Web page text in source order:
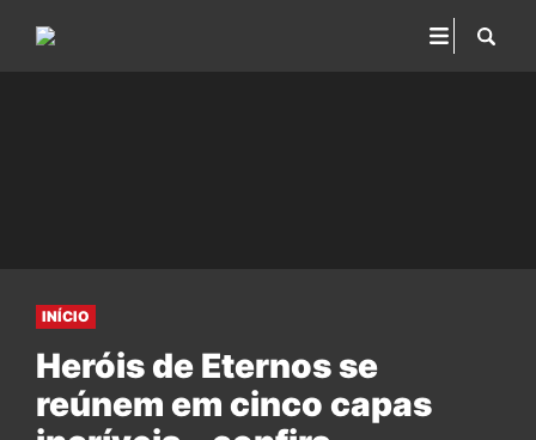
INÍCIO
Heróis de Eternos se
reúnem em cinco capas